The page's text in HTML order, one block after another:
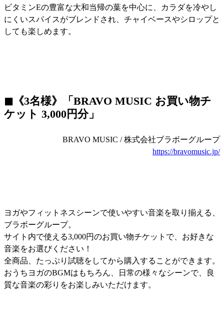
ビタミンEの豊富な大和当帰の葉を中心に、カラダを冷やし
にくいスパイスがブレンドされ、チャイベースやシロップと
しても楽しめます。
◼︎《3名様》「BRAVO MUSIC お買い物チ
ケット 3,000円分」
BRAVO MUSIC / 株式会社ブラボーグループ
https://bravomusic.jp/
ヨガやフィットネスシーンで使いやすい音楽を取り揃える、
ブラボーグループ。
サイト内で使える3,000円のお買い物チケットで、お好きな
音楽をお選びください！
全商品、たっぷり試聴をしてから購入することができます。
おうちヨガのBGMはもちろん、日常の様々なシーンで、良
質な音楽の彩りをお楽しみいただけます。